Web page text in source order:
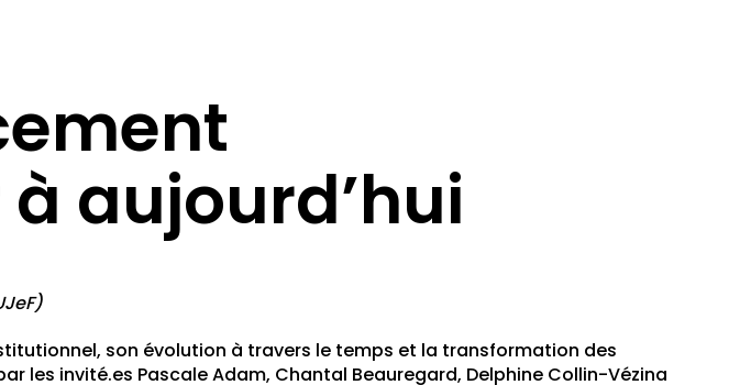
aujourd’hui
son évolution à travers le temps et la transformation des
les invité.es Pascale Adam, Chantal Beauregard, Delphine Collin-Vézina